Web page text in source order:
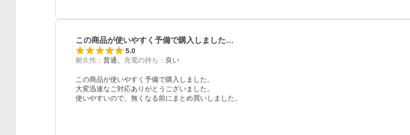
この商品が使いやすく予備で購入しました…
5.0
耐久性 ： 普通 充電の持ち ： 良い
この商品が使いやすく予備で購入しました。
大変迅速なご対応ありがとうございました。
使いやすいので、無くなる前にまとめ買いしました。